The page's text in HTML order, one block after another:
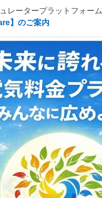
レータープラットフォーム
】のご案内